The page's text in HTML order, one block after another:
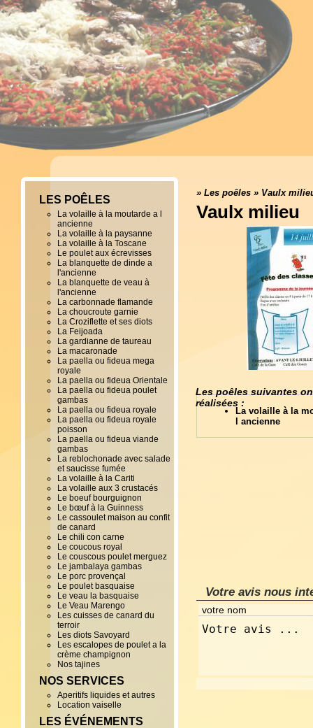
» Les poêles » Vaulx
Vaulx milieu
Les poêles suivantes
réalisées :
La volaille à la
l ancienne
Votre avis nous
LES POÊLES
La volaille à la moutarde a l
ancienne
La volaille à la paysanne
La volaille à la Toscane
Le poulet aux écrevisses
La blanquette de dinde a
l'ancienne
La blanquette de veau à
l'ancienne
La carbonnade flamande
La choucroute garnie
La Croziflette et ses diots
La Feijoada
La gardianne de taureau
La macaronade
La paella ou fideua mega
royale
La paella ou fideua Orientale
La paella ou fideua poulet
gambas
La paella ou fideua royale
La paella ou fideua royale
poisson
La paella ou fideua viande
gambas
La reblochonade avec salade
et saucisse fumée
La volaille à la Cariti
La volaille aux 3 crustacés
Le boeuf bourguignon
Le bœuf à la Guinness
Le cassoulet maison au confit
de canard
Le chili con carne
Le coucous royal
Le couscous poulet merguez
Le jambalaya gambas
Le porc provençal
Le poulet basquaise
Le veau la basquaise
Le Veau Marengo
Les cuisses de canard du
terroir
Les diots Savoyard
Les escalopes de poulet a la
crème champignon
Nos tajines
NOS SERVICES
Aperitifs liquides et autres
Location vaiselle
LES ÉVÉNEMENTS